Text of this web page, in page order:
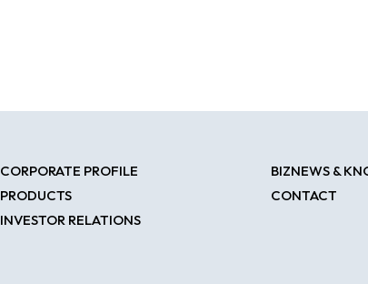
CORPORATE PROFILE
PRODUCTS
INVESTOR RELATIONS
BIZNEWS &
CONTACT